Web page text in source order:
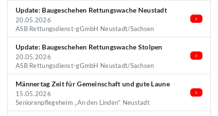
Update: Baugeschehen Rettungswache Neustadt
20.05.2026
ASB Rettungsdienst-gGmbH Neustadt/Sachsen
Update: Baugeschehen Rettungswache Stolpen
20.05.2026
ASB Rettungsdienst-gGmbH Neustadt/Sachsen
Männertag Zeit für Gemeinschaft und gute Laune
15.05.2026
Seniorenpflegeheim „An den Linden“ Neustadt